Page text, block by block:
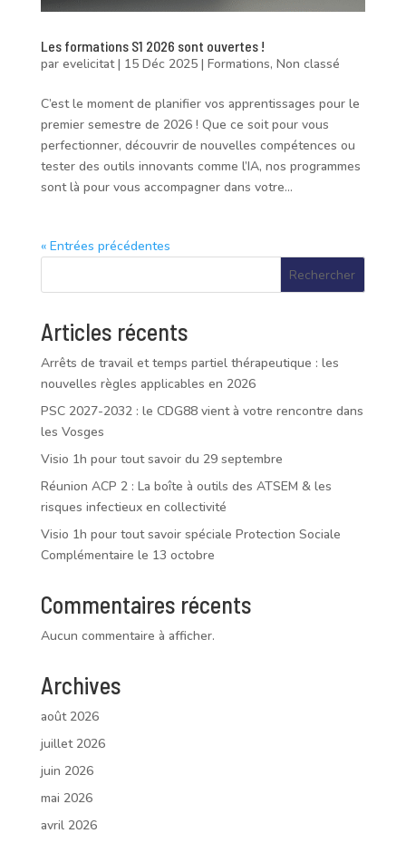
Les formations S1 2026 sont ouvertes !
par evelicitat| 15 Déc 2025| Formations, Non classé
C’est le moment de planifier vos apprentissages pour le
premier semestre de 2026 ! Que ce soit pour vous
perfectionner, découvrir de nouvelles compétences ou
tester des outils innovants comme l’IA, nos programmes
sont là pour vous accompagner dans votre...
« Entrées précédentes
Rechercher
Articles récents
Arrêts de travail et temps partiel thérapeutique : les
nouvelles règles applicables en 2026
PSC 2027-2032 : le CDG88 vient à votre rencontre dans
les Vosges
Visio 1h pour tout savoir du 29 septembre
Réunion ACP 2 : La boîte à outils des ATSEM & les
risques infectieux en collectivité
Visio 1h pour tout savoir spéciale Protection Sociale
Complémentaire le 13 octobre
Commentaires récents
Aucun commentaire à afficher.
Archives
août 2026
juillet 2026
juin 2026
mai 2026
avril 2026